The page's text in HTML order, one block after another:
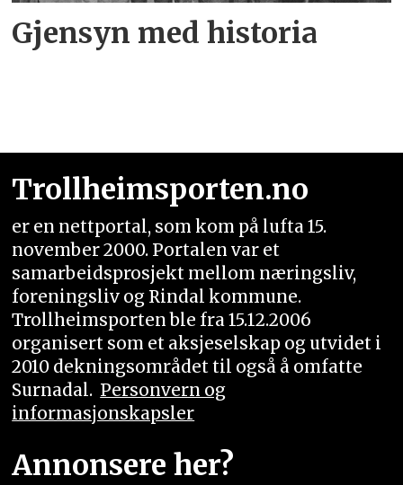
Gjensyn med historia
Trollheimsporten.no
er en nettportal, som kom på lufta 15.
november 2000. Portalen var et
samarbeidsprosjekt mellom næringsliv,
foreningsliv og Rindal kommune.
Trollheimsporten ble fra 15.12.2006
organisert som et aksjeselskap og utvidet i
2010 dekningsområdet til også å omfatte
Surnadal. Personvern og
informasjonskapsler
Annonsere her?